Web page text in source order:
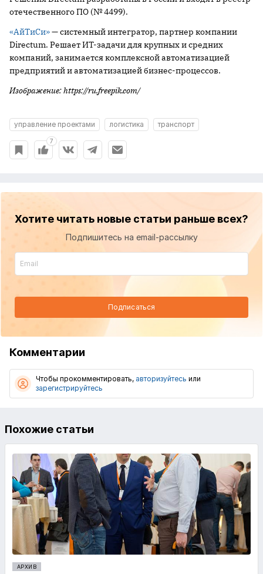
отечественного ПО (№ 4499).
«АйТиСи»— системный интегратор, партнер компании
Directum. Решает ИТ-задачи для крупных и средних
компаний, занимается комплексной автоматизацией
предприятий и автоматизацией бизнес-процессов.
Изображение: https://ru.freepik.com/
управление проектами логистика транспорт
7
Хотите читать новые статьи раньше всех?
Подпишитесь на email-рассылку
Подписаться
Комментарии
Чтобы прокомментировать, авторизуйтесь или
зарегистрируйтесь
Похожие статьи
АРХИВ